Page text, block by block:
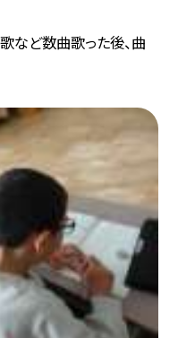
など数曲歌った後、曲